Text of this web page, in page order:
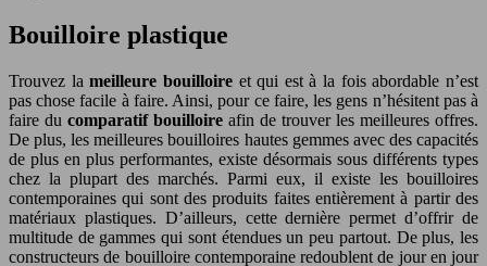
Bouilloire plastique
Trouvez lameilleure bouilloireet qui est à la fois abordable n’est
pas chose facile à faire. Ainsi, pour ce faire, les gens n’hésitent pas à
faire du comparatif bouilloire afin de trouver les meilleures offres.
De plus, les meilleures bouilloires hautes gemmes avec des capacités
de plus en plus performantes, existe désormais sous différents types
chez la plupart des marchés. Parmi eux, il existe les bouilloires
contemporaines qui sont des produits faites entièrement à partir des
matériaux plastiques. D’ailleurs, cette dernière permet d’offrir de
multitude de gammes qui sont étendues un peu partout. De plus, les
constructeurs de bouilloire contemporaine redoublent de jour en jour